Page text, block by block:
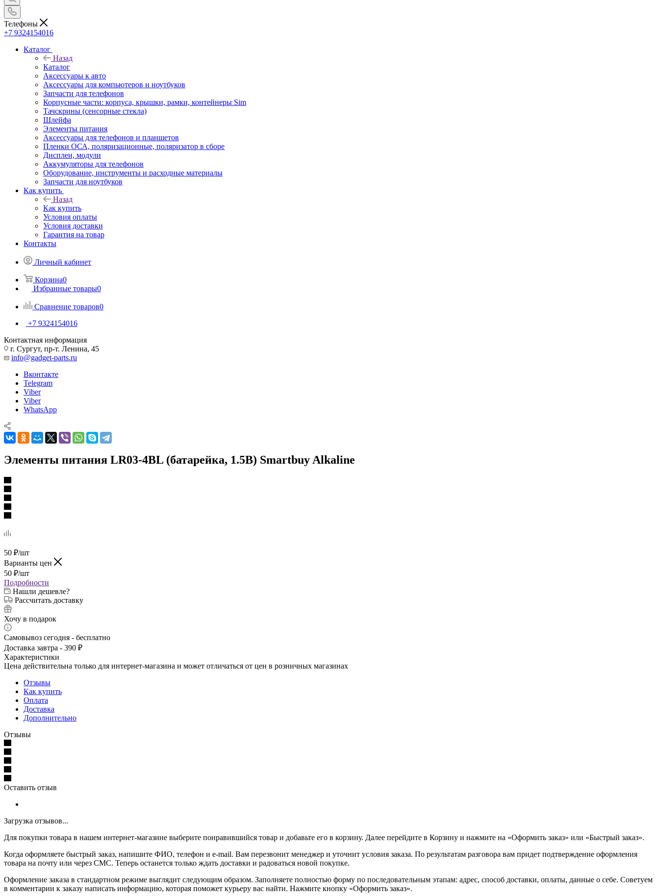
Телефоны
+7 9324154016
Каталог
Назад
Каталог
Аксессуары к авто
Аксессуары для компьютеров и ноутбуков
Запчасти для телефонов
Корпусные части: корпуса, крышки, рамки, контейнеры Sim
Тачскрины (сенсорные стекла)
Шлейфа
Элементы питания
Аксессуары для телефонов и планшетов
Пленки ОСА, поляризационные, поляризатор в сборе
Дисплеи, модули
Аккумуляторы для телефонов
Оборудование, инструменты и расходные материалы
Запчасти для ноутбуков
Как купить
Назад
Как купить
Условия оплаты
Условия доставки
Гарантия на товар
Контакты
Личный кабинет
Корзина0
Избранные товары0
Сравнение товаров0
+7 9324154016
Контактная информация
г. Сургут, пр-т. Ленина, 45
info@gadget-parts.ru
Вконтакте
Telegram
Viber
Viber
WhatsApp
Элементы питания LR03-4BL (батарейка, 1.5B) Smartbuy Alkaline
50 ₽/шт
Варианты цен
50 ₽/шт
Подробности
Нашли дешевле?
Рассчитать доставку
Хочу в подарок
Самовывоз сегодня - бесплатно
Доставка завтра - 390 ₽
Характеристики
Цена действительна только для интернет-магазина и может отличаться от цен в розничных магазинах
Отзывы
Как купить
Оплата
Доставка
Дополнительно
Отзывы
Оставить отзыв
Загрузка отзывов...
Для покупки товара в нашем интернет-магазине выберите понравившийся товар и добавьте его в корзину. Далее перейдите в Корзину и нажмите на «Оформить заказ» или «Быстрый заказ».
Когда оформляете быстрый заказ, напишите ФИО, телефон и e-mail. Вам перезвонит менеджер и уточнит условия заказа. По результатам разговора вам придет подтверждение оформления
товара на почту или через СМС. Теперь останется только ждать доставки и радоваться новой покупке.
Оформление заказа в стандартном режиме выглядит следующим образом. Заполняете полностью форму по последовательным этапам: адрес, способ доставки, оплаты, данные о себе. Советуем
в комментарии к заказу написать информацию, которая поможет курьеру вас найти. Нажмите кнопку «Оформить заказ».